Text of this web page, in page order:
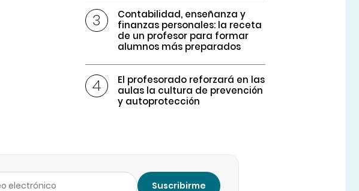
Contabilidad, enseñanza y
finanzas personales: la receta
de un profesor para formar
alumnos más preparados
El profesorado reforzará en las
aulas la cultura de prevención
y autoprotección
Suscribirme